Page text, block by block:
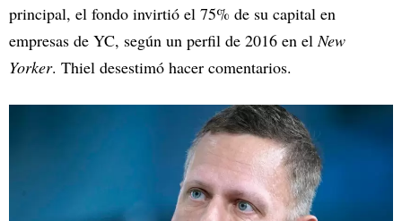
principal, el fondo invirtió el 75% de su capital en
empresas de YC, según un perfil de 2016 en elNew
Yorker. Thiel desestimó hacer comentarios.